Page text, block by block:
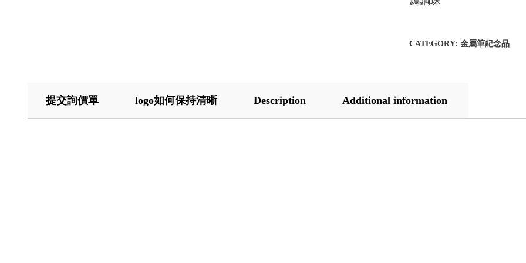
CATEGORY: 金屬筆紀念品
提交詢價單 logo如何保持清晰 Description Additional information